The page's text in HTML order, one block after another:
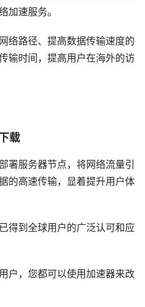
加速服务。
络路径、提高数据传输速度的
输时间，提高用户在海外的访
载
署服务器节点，将网络流量引
的高速传输，显着提升用户体
得到全球用户的广泛认可和应
户，您都可以使用加速器来改